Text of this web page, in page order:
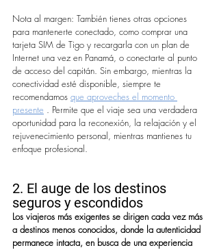
Nota al margen: También tienes otras opciones
para mantenerte conectado, como comprar una
tarjeta SIM de Tigo y recargarla con un plan de
Internet una vez en Panamá, o conectarte al punto
de acceso del capitán. Sin embargo, mientras la
conectividad esté disponible, siempre te
recomendamos que aproveches el momento
presente . Permite que el viaje sea una verdadera
oportunidad para la reconexión, la relajación y el
rejuvenecimiento personal, mientras mantienes tu
enfoque profesional.
2. El auge de los destinos
seguros y escondidos
Los viajeros más exigentes se dirigen cada vez más
a destinos menos conocidos, donde la autenticidad
permanece intacta, en busca de una experiencia